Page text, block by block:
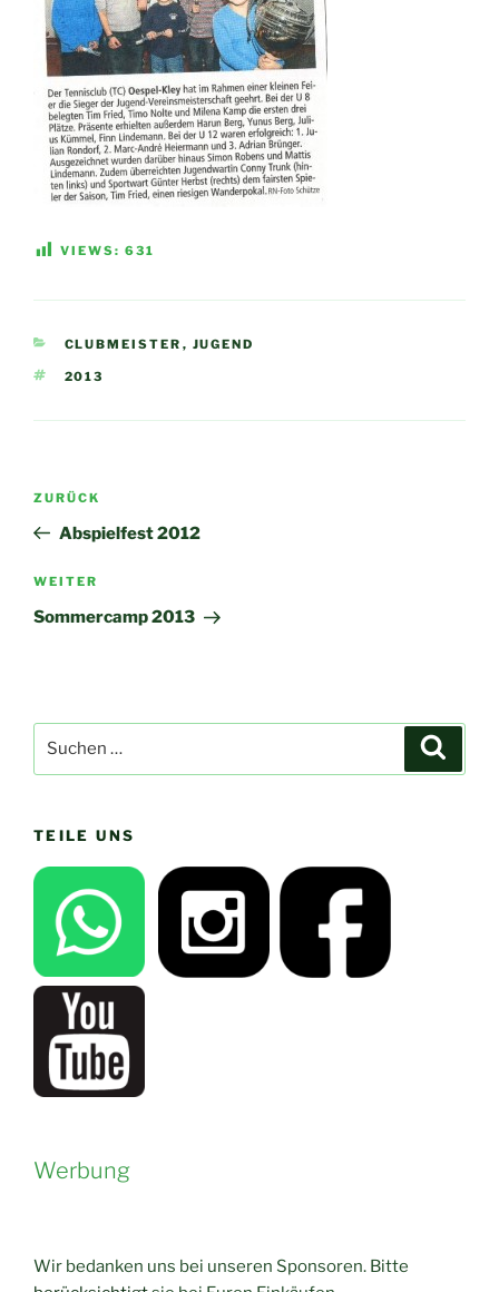
VIEWS: 631
KATEGORIEN
CLUBMEISTER , JUGEND
SCHLAGWÖRTER
2013
Beitragsnavigation
Vorheriger
Beitrag
ZURÜCK
Abspielfest 2012
Nächster
Beitrag
WEITER
Sommercamp 2013
nach:
TEILE UNS
Werbung
Wir bedanken uns bei unseren Sponsoren. Bitte